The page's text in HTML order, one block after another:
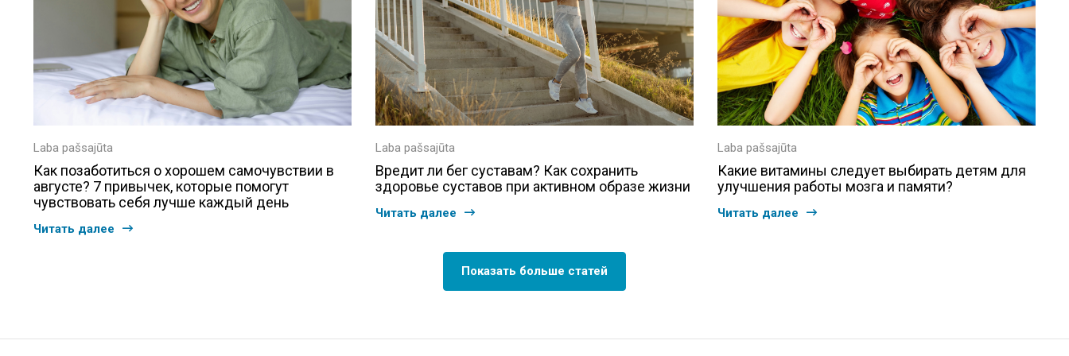
Laba pašsajūta
Как позаботиться о хорошем самочувствии в
августе? 7 привычек, которые помогут
чувствовать себя лучше каждый день
Читать далее
Laba pašsajūta
Вредит ли бег суставам? Как сохранить
здоровье суставов при активном образе жизни
Читать далее
Laba pašsajūta
Какие витамины следует выбирать детям для
улучшения работы мозга и памяти?
Читать далее
Показать больше статей